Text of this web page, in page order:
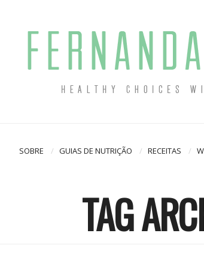
SOBRE GUIAS DE NUTRIÇÃO RECEITAS
TAG